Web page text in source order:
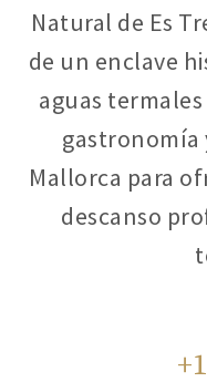
Natural de Es
de un enclave
aguas
gastronomía
Mallorca para
descanso